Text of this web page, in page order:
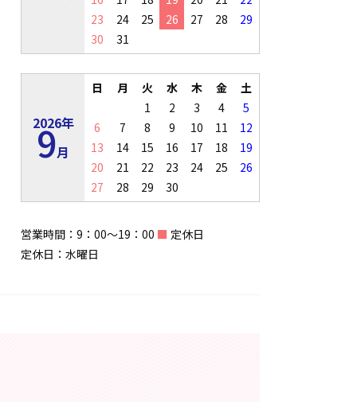
23
24 25 26 27 28
29
30
31
2026年
9月
日 月 火 水 木 金
土
1
2 3 4
5
6
7 8 9 10 11
12
13
14 15 16 17 18
19
20
21 22 23 24 25
26
27
28 29 30
営業時間：9：00～19：00 ■ 定休日
定休日：水曜日